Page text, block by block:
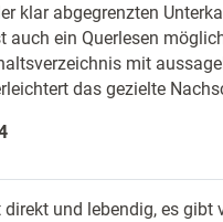
klar abgegrenzten
auch ein Querlesen
mit
das gezielte
direkt und lebendig, es gibt